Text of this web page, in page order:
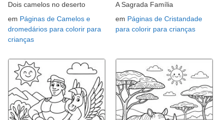
Dois camelos no deserto
em Páginas de Camelos e
dromedários para colorir para
crianças
A Sagrada Família
em Páginas de Cristandade
para colorir para crianças